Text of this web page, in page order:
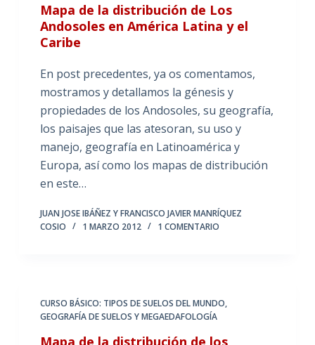
Mapa de la distribución de Los
Andosoles en América Latina y el
Caribe
En post precedentes, ya os comentamos,
mostramos y detallamos la génesis y
propiedades de los Andosoles, su geografía,
los paisajes que las atesoran, su uso y
manejo, geografía en Latinoamérica y
Europa, así como los mapas de distribución
en este…
JUAN JOSE IBÁÑEZ Y FRANCISCO JAVIER MANRÍQUEZ
COSIO
1 MARZO 2012 1 COMENTARIO
CURSO BÁSICO: TIPOS DE SUELOS DEL MUNDO,
GEOGRAFÍA DE SUELOS Y MEGAEDAFOLOGÍA
Mapa de la distribución de los